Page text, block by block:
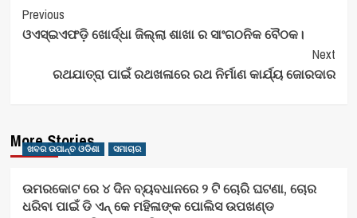
Post
Navigation
Previous
‌ଓଏସ୍ଇଏଫଡ଼ି ଖୋର୍ଦ୍ଧା ଜିଲ୍ଲା ଶାଖା ର ସାଂଗଠନିକ ବୈଠକ।
Next
ରଥଯାତ୍ରା ପାଇଁ ରଥଖଳାରେ ରଥ ନିର୍ମାଣ କାର୍ଯ୍ୟ ଜୋରଦାର
More Stories
ଖବର ଉପାନ୍ତ ଓଡିଶା ସମାଚାର
ଉମରକୋଟ ରେ ୪ ଦିନ ବ୍ୟବଧାନରେ ୨ ଟି ଚୋରି ଘଟଣା, ଚୋର
ଧରିବା ପାଇଁ ଡି ଏନ୍ କେ ମହିଳାଙ୍କ ପୋଲିସ ଉପଖଣ୍ଡ